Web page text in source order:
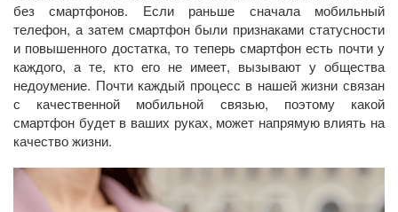
без смартфонов. Если раньше сначала мобильный
телефон, а затем смартфон были признаками статусности
и повышенного достатка, то теперь смартфон есть почти у
каждого, а те, кто его не имеет, вызывают у общества
недоумение. Почти каждый процесс в нашей жизни связан
с качественной мобильной связью, поэтому какой
смартфон будет в ваших руках, может напрямую влиять на
качество жизни.